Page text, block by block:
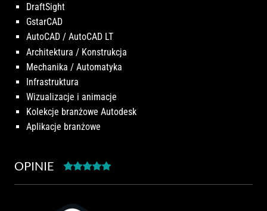
DraftSight
GstarCAD
AutoCAD / AutoCAD LT
Architektura / Konstrukcja
Mechanika / Automatyka
Infrastruktura
Wizualizacje i animacje
Kolekcje branżowe Autodesk
Aplikacje branżowe
OPINIE